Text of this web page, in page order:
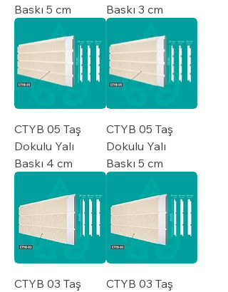
Baskı 5 cm
Baskı 3 cm
CTYB 05 Taş
Dokulu Yalı
Baskı 4 cm
CTYB 05 Taş
Dokulu Yalı
Baskı 5 cm
CTYB 03 Taş
CTYB 03 Taş